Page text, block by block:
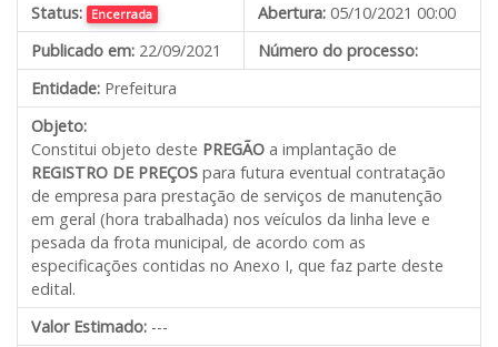
Status: Encerrada Abertura: 05/10/2021 00:00
Publicado em: 22/09/2021
Número do processo:
Entidade: Prefeitura
Objeto:
Constitui objeto deste PREGÃO a implantação de
REGISTRO DE PREÇOS para futura eventual contratação
de empresa para prestação de serviços de manutenção
em geral (hora trabalhada) nos veículos da linha leve e
pesada da frota municipal, de acordo com as
especificações contidas no Anexo I, que faz parte deste
edital.
Valor Estimado: ---